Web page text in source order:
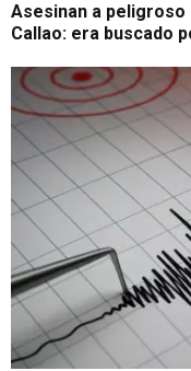
Asesinan a
Callao: era buscado